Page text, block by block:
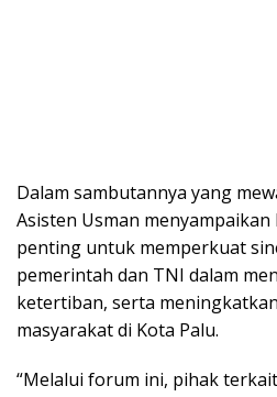
Dalam sambutannya yang
Asisten Usman
penting untuk memperkuat
pemerintah dan TNI dalam
ketertiban, serta
masyarakat di Kota Palu.
“Melalui forum ini, pihak